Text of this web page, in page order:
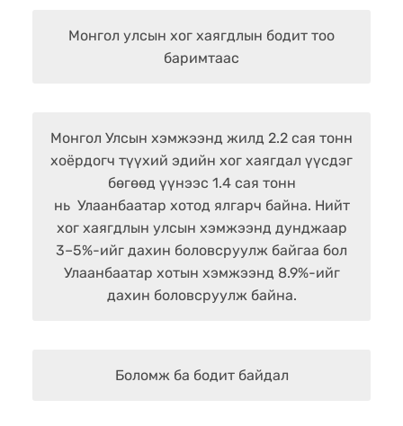
Монгол улсын хог хаягдлын бодит тоо
баримтаас
Монгол Улсын хэмжээнд жилд 2.2 сая тонн
хоёрдогч түүхий эдийн хог хаягдал үүсдэг
бөгөөд үүнээс 1.4 сая тонн
нь Улаанбаатар хотод ялгарч байна. Нийт
хог хаягдлын улсын хэмжээнд дунджаар
3–5%-ийг дахин боловсруулж байгаа бол
Улаанбаатар хотын хэмжээнд 8.9%-ийг
дахин боловсруулж байна.
Боломж ба бодит байдал